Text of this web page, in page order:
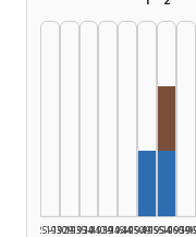
1925–1929
1930–1934
1935–1939
1940–1944
1945–1949
1950–1954
1955–1959